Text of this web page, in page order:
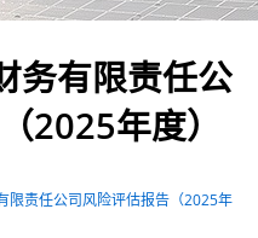
务有限责任公
2025年度）
限责任公司风险评估报告（2025年